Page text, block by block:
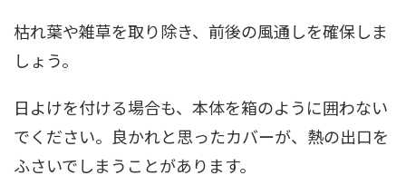
枯れ葉や雑草を取り除き、前後の風通しを確保しま
しょう。
日よけを付ける場合も、本体を箱のように囲わない
でください。良かれと思ったカバーが、熱の出口を
ふさいでしまうことがあります。